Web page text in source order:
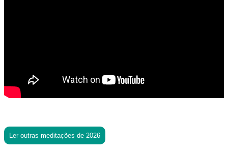
Ler outras meditações de 2026